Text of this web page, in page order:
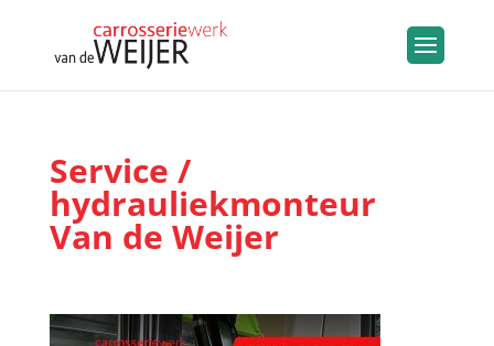
Service /
hydrauliekmonteur
Van de Weijer